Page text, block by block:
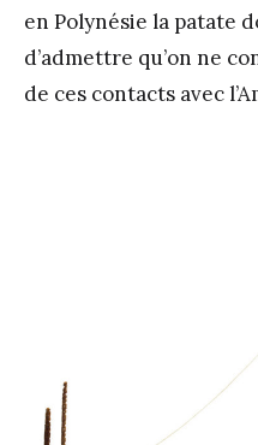
en Polynésie la patate
d’admettre qu’on ne
de ces contacts avec